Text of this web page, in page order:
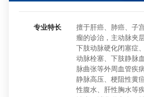
专业特长
擅于肝癌、肺癌、子
瘤的诊治，主动脉夹
下肢动脉硬化闭塞症
动脉栓塞、下肢静脉
脉曲张等外周血管疾
静脉高压、梗阻性黄
性腹水、肝性胸水等